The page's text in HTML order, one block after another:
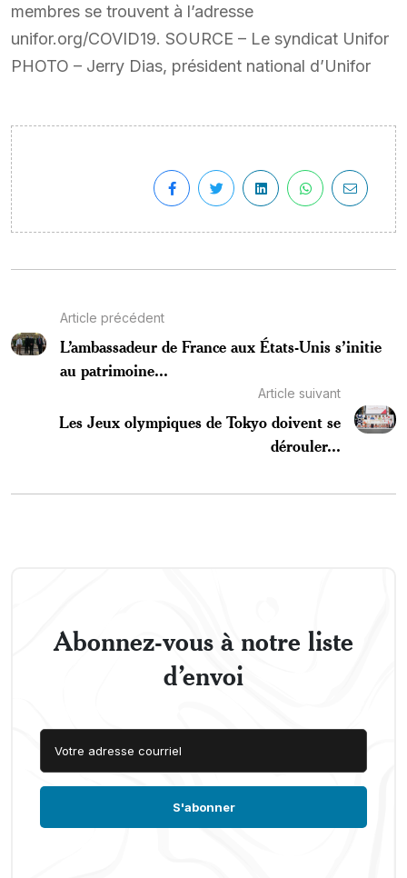
membres se trouvent à l’adresse
unifor.org/COVID19. SOURCE – Le syndicat Unifor
PHOTO – Jerry Dias, président national d’Unifor
Article précédent
L’ambassadeur de France aux États-Unis s’initie
au patrimoine...
Article suivant
Les Jeux olympiques de Tokyo doivent se
dérouler...
Abonnez-vous à notre liste
d’envoi